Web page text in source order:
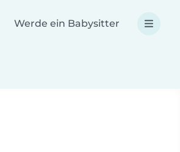
Werde ein Babysitter